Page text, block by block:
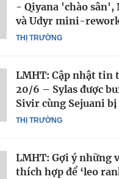
THỊ TRƯỜNG
- Qiyana 'chào sân',
và Udyr mini-
THỊ TRƯỜNG
LMHT: Cập nhật tin
20/6 – Sylas được
Sivir cùng Sejuani
LMHT: Gợi ý những
thích hợp để ‘leo